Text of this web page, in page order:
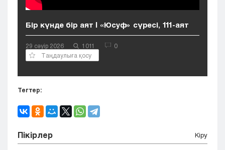
Шымкент
Бір күнде бір аят | «Юсуф» сүресі, 111-аят
29 сәуір 2026 1011
0
Таңдаулыға қосу
Тегтер:
Пікірлер Кіру